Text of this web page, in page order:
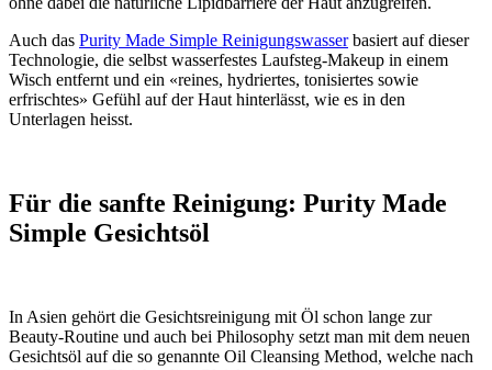
Auch das Purity Made Simple Reinigungswasserbasiert auf dieser
Technologie, die selbst wasserfestes Laufsteg-Makeup in einem
Wisch entfernt und ein «reines, hydriertes, tonisiertes sowie
erfrischtes» Gefühl auf der Haut hinterlässt, wie es in den
Unterlagen heisst.
Für die sanfte Reinigung: Purity Made
Simple Gesichtsöl
In Asien gehört die Gesichtsreinigung mit Öl schon lange zur
Beauty-Routine und auch bei Philosophy setzt man mit dem neuen
Gesichtsöl auf die so genannte Oil Cleansing Method, welche nach